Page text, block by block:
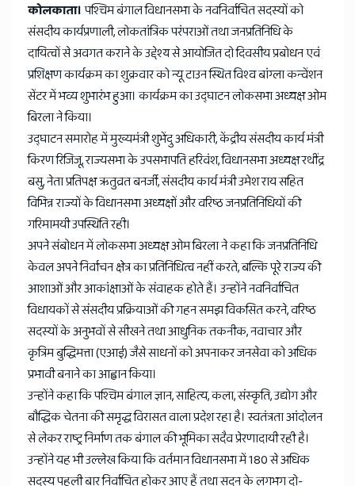
कोलकाता।पश्चिम बंगाल विधानसभा के नवनिर्वाचित सदस्यों को
संसदीय कार्यप्रणाली, लोकतांत्रिक परंपराओं तथा जनप्रतिनिधि के
दायित्वों से अवगत कराने के उद्देश्य से आयोजित दो दिवसीय प्रबोधन एवं
प्रशिक्षण कार्यक्रम का शुक्रवार को न्यू टाउन स्थित विश्व बांग्ला कन्वेंशन
सेंटर में भव्य शुभारंभ हुआ। कार्यक्रम का उद्घाटन लोकसभा अध्यक्ष ओम
बिरला ने किया।
उद्घाटन समारोह में मुख्यमंत्री शुभेंदु अधिकारी, केंद्रीय संसदीय कार्य मंत्री
किरण रिजिजू, राज्यसभा के उपसभापति हरिवंश, विधानसभा अध्यक्ष रथींद्र
बसु, नेता प्रतिपक्ष ऋतुव्रत बनर्जी, संसदीय कार्य मंत्री उमेश राय सहित
विभिन्न राज्यों के विधानसभा अध्यक्षों और वरिष्ठ जनप्रतिनिधियों की
गरिमामयी उपस्थिति रही।
अपने संबोधन में लोकसभा अध्यक्ष ओम बिरला ने कहा कि जनप्रतिनिधि
केवल अपने निर्वाचन क्षेत्र का प्रतिनिधित्व नहीं करते, बल्कि पूरे राज्य की
आशाओं और आकांक्षाओं के संवाहक होते हैं। उन्होंने नवनिर्वाचित
विधायकों से संसदीय प्रक्रियाओं की गहन समझ विकसित करने, वरिष्ठ
सदस्यों के अनुभवों से सीखने तथा आधुनिक तकनीक, नवाचार और
कृत्रिम बुद्धिमत्ता (एआई) जैसे साधनों को अपनाकर जनसेवा को अधिक
प्रभावी बनाने का आह्वान किया।
उन्होंने कहा कि पश्चिम बंगाल ज्ञान, साहित्य, कला, संस्कृति, उद्योग और
बौद्धिक चेतना की समृद्ध विरासत वाला प्रदेश रहा है। स्वतंत्रता आंदोलन
से लेकर राष्ट्र निर्माण तक बंगाल की भूमिका सदैव प्रेरणादायी रही है।
उन्होंने यह भी उल्लेख किया कि वर्तमान विधानसभा में 180 से अधिक
सदस्य पहली बार निर्वाचित होकर आए हैं तथा सदन के लगभग दो-